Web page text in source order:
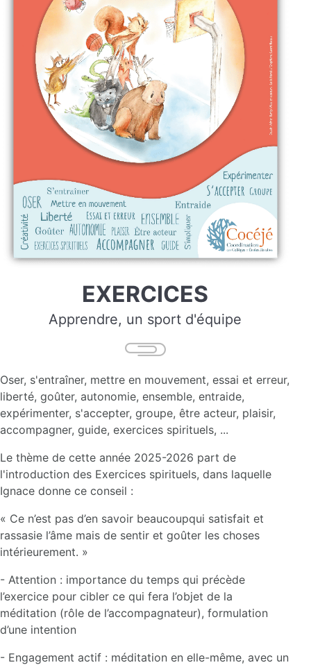
EXERCICES
Apprendre, un sport d'équipe
Oser, s'entraîner, mettre en mouvement, essai et erreur,
liberté, goûter, autonomie, ensemble, entraide,
expérimenter, s'accepter, groupe, être acteur, plaisir,
accompagner, guide, exercices spirituels, ...
Le thème de cette année 2025-2026 part de
l'introduction des Exercices spirituels, dans laquelle
Ignace donne ce conseil :
« Ce n’est pas d’en savoir beaucoupqui satisfait et
rassasie l’âme mais de sentir et goûter les choses
intérieurement. »
- Attention : importance du temps qui précède
l’exercice pour cibler ce qui fera l’objet de la
méditation (rôle de l’accompagnateur), formulation
d’une intention
- Engagement actif : méditation en elle-même, avec un